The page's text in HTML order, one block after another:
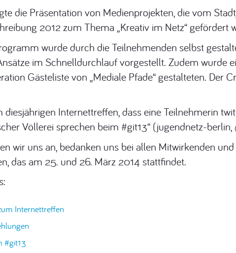
die Präsentation von Medienprojekten, die vom
2012 zum Thema „Kreativ im Netz“ gefördert
wurde durch die Teilnehmenden selbst
im Schnelldurchlauf vorgestellt. Zudem wurde
Gästeliste von „Mediale Pfade“ gestalteten.
diesjährigen Internettreffen, dass eine Teilnehmerin
Völlerei sprechen beim #git13“ (jugendnetz-berlin,
wir uns an, bedanken uns bei allen Mitwirkenden
das am 25. und 26. März 2014 stattfindet.
Internettreffen
#git13